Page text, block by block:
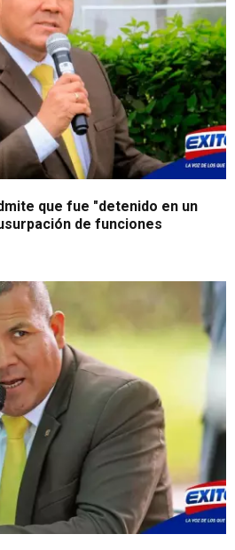
que fue "detenido en un
de funciones